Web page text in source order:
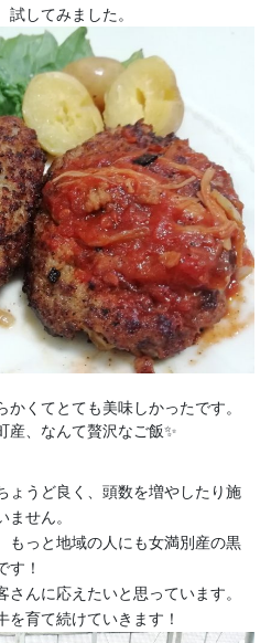
してみました。
くてとても美味しかったです。
産、なんて贅沢なご飯✨
ょうど良く、頭数を増やしたり施
せん。
もっと地域の人にも女満別産の黒
す！
んに応えたいと思っています。
を育て続けていきます！